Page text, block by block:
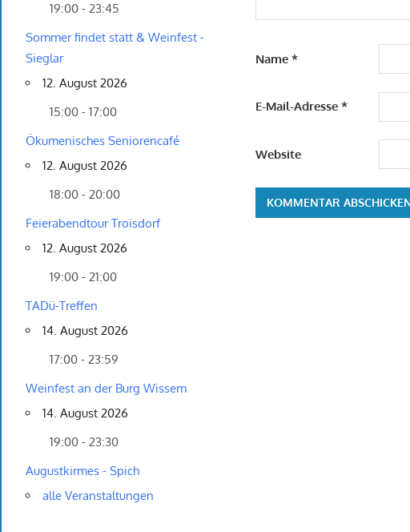
Name*
E-Mail-Adresse*
Website
19:00 - 23:45
Sommer findet statt & Weinfest -
Sieglar
12. August 2026
15:00 - 17:00
Ökumenisches Seniorencafé
12. August 2026
18:00 - 20:00
Feierabendtour Troisdorf
12. August 2026
19:00 - 21:00
TADü-Treffen
14. August 2026
17:00 - 23:59
Weinfest an der Burg Wissem
14. August 2026
19:00 - 23:30
Augustkirmes - Spich
alle Veranstaltungen